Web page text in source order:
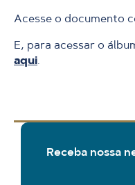
Acesse o documento
E, para acessar o
aqui.
Receba nossa